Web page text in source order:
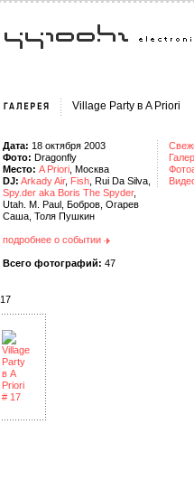
Village Party в A Priori
Дата: 18 октября 2003
Фото: Dragonfly
Место: A Priori , Москва
DJ: Arkady Air, Fish , Rui Da Silva,
Spy.der aka Boris The Spyder,
Utah. M. Paul, Бобров, Огарев
Саша, Толя Пушкин
подробнее о событии
Всего фотографий: 47
17